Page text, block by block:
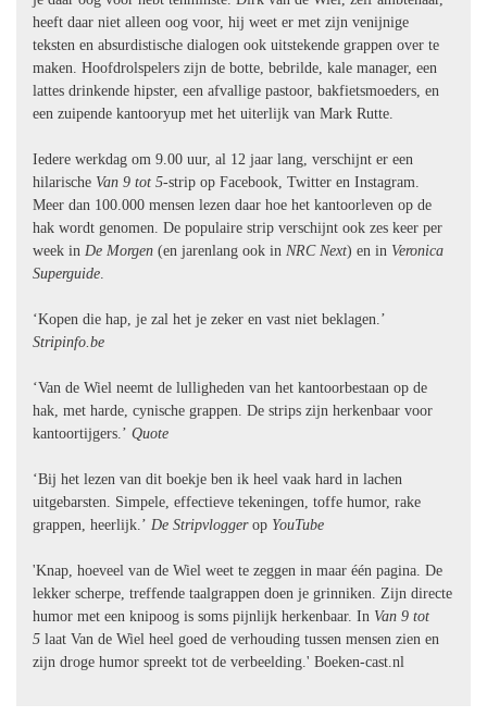
heeft daar niet alleen oog voor, hij weet er met zijn venijnige
teksten en absurdistische dialogen ook uitstekende grappen over te
maken. Hoofdrolspelers zijn de botte, bebrilde, kale manager, een
lattes drinkende hipster, een afvallige pastoor, bakfietsmoeders, en
een zuipende kantooryup met het uiterlijk van Mark Rutte.
Iedere werkdag om 9.00 uur, al 12 jaar lang, verschijnt er een
hilarische Van 9 tot 5-strip op Facebook, Twitter en Instagram.
Meer dan 100.000 mensen lezen daar hoe het kantoorleven op de
hak wordt genomen. De populaire strip verschijnt ook zes keer per
week in De Morgen (en jarenlang ook in NRC Next) en in Veronica
Superguide.
‘Kopen die hap, je zal het je zeker en vast niet beklagen.’
Stripinfo.be
‘Van de Wiel neemt de lulligheden van het kantoorbestaan op de
hak, met harde, cynische grappen. De strips zijn herkenbaar voor
kantoortijgers.’ Quote
‘Bij het lezen van dit boekje ben ik heel vaak hard in lachen
uitgebarsten. Simpele, effectieve tekeningen, toffe humor, rake
grappen, heerlijk.’ De Stripvloggerop YouTube
'Knap, hoeveel van de Wiel weet te zeggen in maar één pagina. De
lekker scherpe, treffende taalgrappen doen je grinniken. Zijn directe
humor met een knipoog is soms pijnlijk herkenbaar. In Van 9 tot
5 laat Van de Wiel heel goed de verhouding tussen mensen zien en
zijn droge humor spreekt tot de verbeelding.' Boeken-cast.nl